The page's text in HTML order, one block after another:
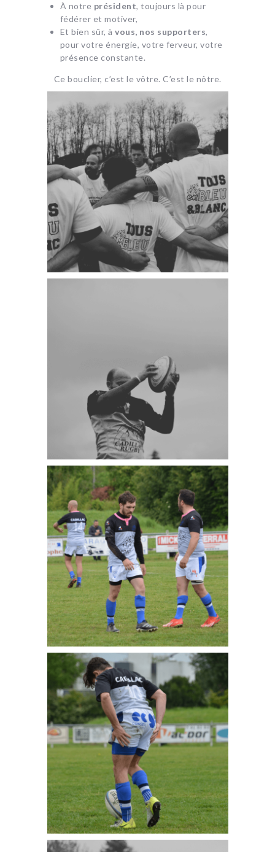
À notre président, toujours là pour
fédérer et motiver,
Et bien sûr, à vous, nos supporters,
pour votre énergie, votre ferveur, votre
présence constante.
Ce bouclier, c’est le vôtre. C’est le nôtre.